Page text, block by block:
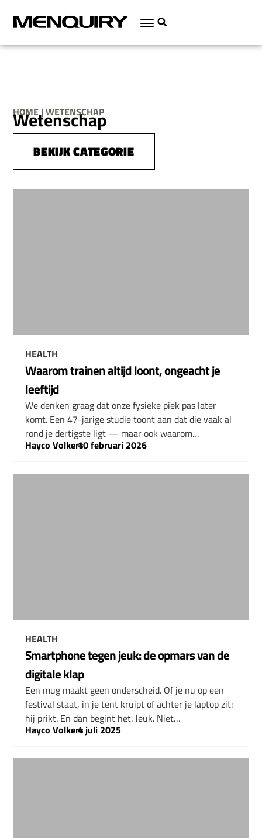
HOME | WETENSCHAP
Wetenschap
BEKIJK CATEGORIE
HEALTH
Waarom trainen altijd loont, ongeacht je
leeftijd
We denken graag dat onze fysieke piek pas later
komt. Een 47-jarige studie toont aan dat die vaak al
rond je dertigste ligt — maar ook waarom…
Hayco Volkers
–
10 februari 2026
HEALTH
Smartphone tegen jeuk: de opmars van de
digitale klap
Een mug maakt geen onderscheid. Of je nu op een
festival staat, in je tent kruipt of achter je laptop zit:
hij prikt. En dan begint het. Jeuk. Niet…
Hayco Volkers
–
4 juli 2025